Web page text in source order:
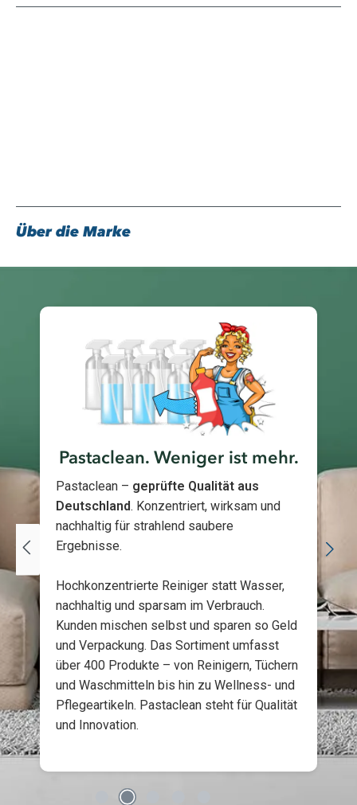
Anwender genau erkennt, wann der WC Reiniger noch arbeitet
WC Intensiv Haftgel gezielt unter den Rand und auf
👉 Dank Haftformel wirkt WC Intensiv Haftgel genau dort, wo
andere Reiniger sofort ablaufen.
💡 PH-INDIKATOR – KURZ & VERSTÄNDLICH
WC Intensiv Haftgel zeigt während der Anwendung sichtbar
den Reinigungsprozess: Je nach Verschmutzung verändert
sich die Farbe und signalisiert, ob das Gel noch arbeitet oder
eine längere Einwirkzeit benötigt.
Lieferumfang
1x Pastaclean WC Intensiv Haftgel, 750 ml
👉 Jetzt WC Intensiv Haftgel anwenden und selbst erleben,
wie einfach gründliche WC Reinigung sein kann – sichtbar,
kraftvoll und bis in die Tiefe sauber.
Über die Marke
Pastaclean. Weniger ist mehr.
Pastaclean – geprüfte Qualität aus
Deutschland . Konzentriert, wirksam und
nachhaltig für strahlend saubere
Ergebnisse.
Hochkonzentrierte Reiniger statt Wasser,
nachhaltig und sparsam im Verbrauch.
Kunden mischen selbst und sparen so Geld
und Verpackung. Das Sortiment umfasst
über 400 Produkte – von Reinigern, Tüchern
und Waschmitteln bis hin zu Wellness- und
Pflegeartikeln. Pastaclean steht für Qualität
und Innovation.